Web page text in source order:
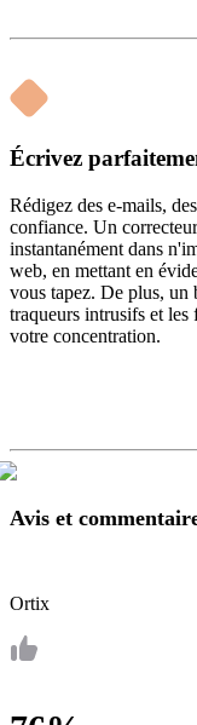
Écrivez
Rédigez des e-mails,
confiance. Un
instantanément dans
web, en mettant en
vous tapez. De plus, un
traqueurs intrusifs et les
votre concentration.
Avis et
Ortix